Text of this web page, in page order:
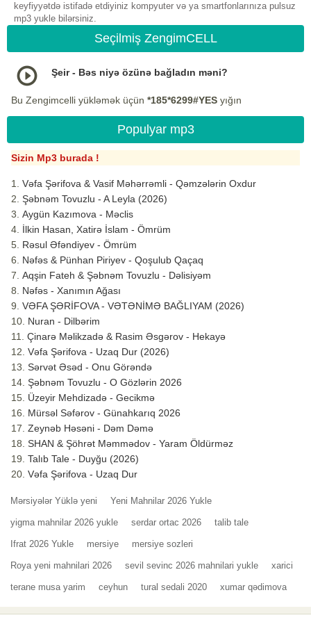
keyfiyyətdə istifadə etdiyiniz kompyuter və ya smartfonlarınıza pulsuz
mp3 yukle bilərsiniz.
Seçilmiş ZengimCELL
Şeir - Bəs niyə özünə bağladın məni?
Bu Zengimcelli yükləmək üçün *185*6299#YES yığın
Populyar mp3
Sizin Mp3 burada !
Vəfa Şərifova & Vasif Məhərrəmli - Qəmzələrin Oxdur
Şəbnəm Tovuzlu - A Leyla (2026)
Aygün Kazımova - Məclis
İlkin Hasan, Xatirə İslam - Ömrüm
Rəsul Əfəndiyev - Ömrüm
Nəfəs & Pünhan Piriyev - Qoşulub Qaçaq
Aqşin Fateh & Şəbnəm Tovuzlu - Dəlisiyəm
Nəfəs - Xanımın Ağası
VƏFA ŞƏRİFOVA - VƏTƏNİMƏ BAĞLIYAM (2026)
Nuran - Dilbərim
Çinarə Məlikzadə & Rasim Əsgərov - Hekayə
Vəfa Şərifova - Uzaq Dur (2026)
Sərvət Əsəd - Onu Görəndə
Şəbnəm Tovuzlu - O Gözlərin 2026
Üzeyir Mehdizadə - Gecikmə
Mürsəl Səfərov - Günahkarıq 2026
Zeynəb Həsəni - Dəm Dəmə
SHAN & Şöhrət Məmmədov - Yaram Öldürməz
Talıb Tale - Duyğu (2026)
Vəfa Şərifova - Uzaq Dur
Mərsiyələr Yüklə yeni Yeni Mahnilar 2026 Yukle
yigma mahnilar 2026 yukle serdar ortac 2026 talib tale
Ifrat 2026 Yukle mersiye mersiye sozleri
Roya yeni mahnilari 2026 sevil sevinc 2026 mahnilari yukle xarici
terane musa yarim ceyhun tural sedali 2020 xumar qədimova